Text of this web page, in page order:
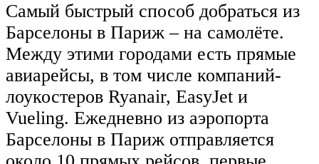
Самый быстрый способ добраться из
Барселоны в Париж – на самолёте.
Между этими городами есть прямые
авиарейсы, в том числе компаний-
лоукостеров Ryanair, EasyJet и
Vueling. Ежедневно из аэропорта
Барселоны в Париж отправляется